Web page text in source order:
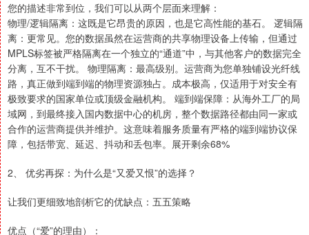
您的描述非常到位，我们可以从两个层面来理解：
物理/逻辑隔离：这既是它昂贵的原因，也是它高性能的基石。 逻辑隔
离：更常见。您的数据虽然在运营商的共享物理设备上传输，但通过
MPLS标签被严格隔离在一个独立的“通道”中，与其他客户的数据完全
分离，互不干扰。 物理隔离：最高级别。运营商为您单独铺设光纤线
路，真正做到端到端的物理资源独占。成本极高，仅适用于对安全有
极致要求的国家单位或顶级金融机构。 端到端保障：从海外工厂的局
域网，到最终接入国内数据中心的机房，整个数据路径都由同一家或
合作的运营商提供并维护。这意味着服务质量有严格的端到端协议保
障，包括带宽、延迟、抖动和丢包率。展开剩余68%
2、 优劣再探：为什么是“又爱又恨”的选择？
让我们更细致地剖析它的优缺点：五五策略
优点（“爱”的理由）：